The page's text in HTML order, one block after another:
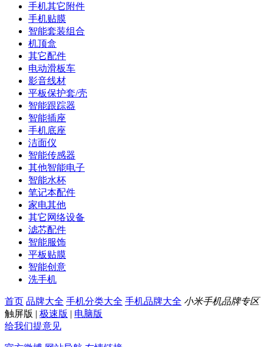
手机其它附件
手机贴膜
智能套装组合
机顶盒
其它配件
电动滑板车
影音线材
平板保护套/壳
智能跟踪器
智能插座
手机底座
洁面仪
智能传感器
其他智能电子
智能水杯
笔记本配件
家电其他
其它网络设备
滤芯配件
智能服饰
平板贴膜
智能创意
洗手机
首页 品牌大全 手机分类大全 手机品牌大全 小米手机品牌专区
触屏版 | 极速版 | 电脑版
给我们提意见